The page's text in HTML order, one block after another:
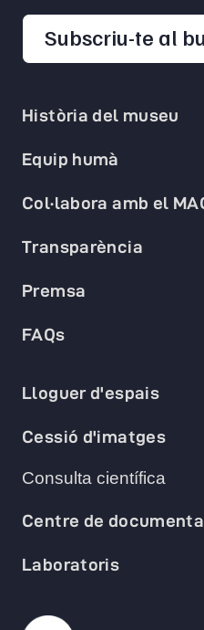
Història del museu
Equip humà
Col·labora amb el
Transparència
Premsa
FAQs
Lloguer d'espais
Cessió d'imatges
Consulta científica
Centre de
Laboratoris
Subscriu-te al